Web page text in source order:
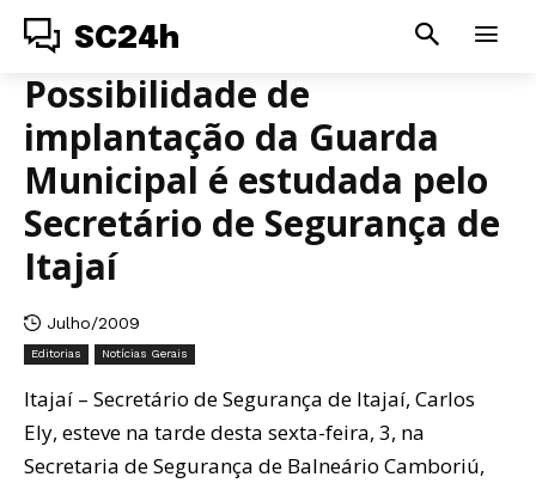
SC24h
Possibilidade de
implantação da Guarda
Municipal é estudada pelo
Secretário de Segurança de
Itajaí
Julho/2009
Editorias Notícias Gerais
Itajaí – Secretário de Segurança de Itajaí, Carlos
Ely, esteve na tarde desta sexta-feira, 3, na
Secretaria de Segurança de Balneário Camboriú,